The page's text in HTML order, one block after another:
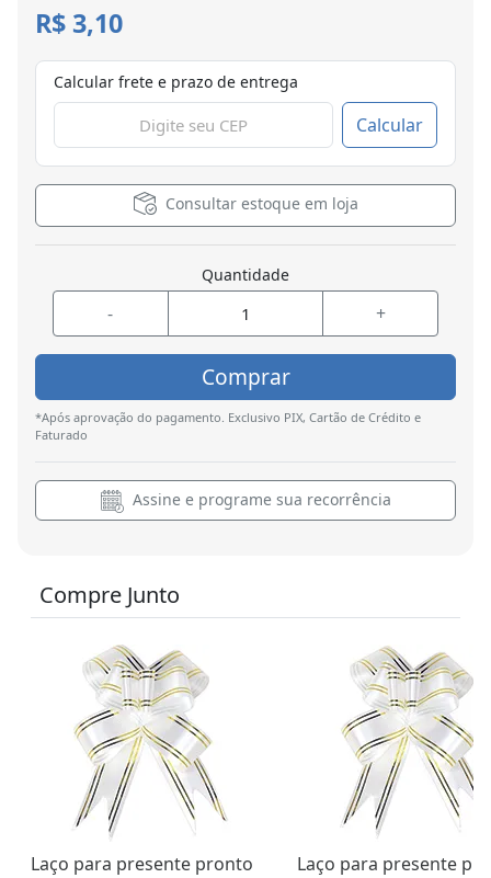
R$ 3,10
Calcular frete e prazo de entrega
Calcular
Consultar estoque em loja
Quantidade
- +
Comprar
*Após aprovação do pagamento. Exclusivo PIX, Cartão de Crédito e
Faturado
Assine e programe sua recorrência
Compre Junto
Laço para presente pronto
Laço para presente